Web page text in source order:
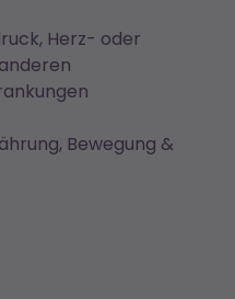
Herz- oder
Bewegung &